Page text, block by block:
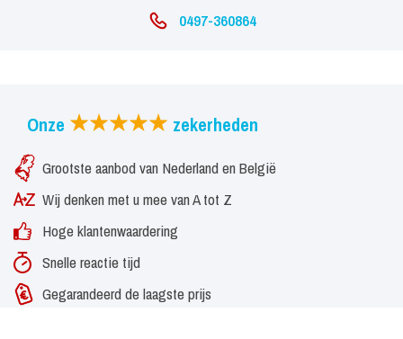
0497-360864
Onze zekerheden
Grootste aanbod van Nederland en België
Wij denken met u mee van A tot Z
Hoge klantenwaardering
Snelle reactie tijd
Gegarandeerd de laagste prijs